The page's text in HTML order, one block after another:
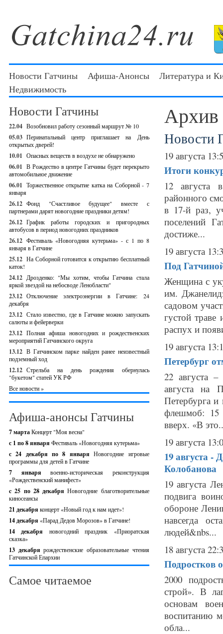
Новости Гатчины Афиша-Анонсы
Литература и
Недвижимость
Новости Гатчины
22.04 Возобновил работу сезонный маршрут № 10
05.03 Перинатальный центр приглашает на День
открытых дверей!
10.01 Опасных веществ в воздухе не обнаружено
06.01 В Рождество в центре Гатчины будет перекрыто
автомобильное движение
06.01 Торжественное открытие катка на Соборной - 7
января
26.12 Фонд "Счастливое будущее" вместе с
партнерами дарят новогодние праздники детям!
26.12 График работы городских и пригородных
автобусов в период новогодних праздников
26.12 Фестиваль «Новогодняя кутерьма» - с 1 по 8
января в Гатчине
25.12 На Соборной готовится к открытию бесплатный
каток!
24.12 Дрозденко: "Мы хотим, чтобы Гатчина стала
яркой звездой на небосводе Ленобласти"
23.12 Отключение электроэнергии в Гатчине: 24
декабря
23.12 Стало известно, где в Гатчине можно запускать
салюты и фейерверки
23.12 Полная афиша новогодних и рождественских
мероприятий Гатчинского округа
13.12 В Гатчинском парке найден ранее неизвестный
подземный ход
12.12 Стрельба на день рождения обернулась
"букетом" статей УК РФ
Все новости »
Афиша-анонсы Гатчины
7 мартаКонцерт "Моя весна"
с 1 по 8 января Фестиваль «Новогодняя кутерьма»
с 24 декабря по 8 январяНовогодние игровые
программы для детей в Гатчине
7 январявоенно-историческая реконструкция
«Рождественский манифест»
c 25 по 28 декабряНовогодние благотворительные
киносеансы
21 декабря концерт «Новый год к нам идет»!
14 декабря «Парад Дедов Морозов» в Гатчине!
14 декабря новогодний праздник «Приоратская
сказка»
13 декабрярождественские образовательные чтения
Гатчинской Епархии
Самое читаемое
Архив
Новости
19 августа
Итоги
12 августа
районного
в 17-й раз,
поселений
достиже...
19 августа
Под
Женщина с
им.
садовом
густой траве
распух и
19 августа
Петербург
22 августа
августа на
Петербурга и
флешмоб: 15
вверх. «В
19 августа
19 августа -
Колобанова
19 августа
подвига
обороне
навсегда
людей&nbs...
18 августа
Подростков
2000
строй». В
основам
воспитанию
обла...